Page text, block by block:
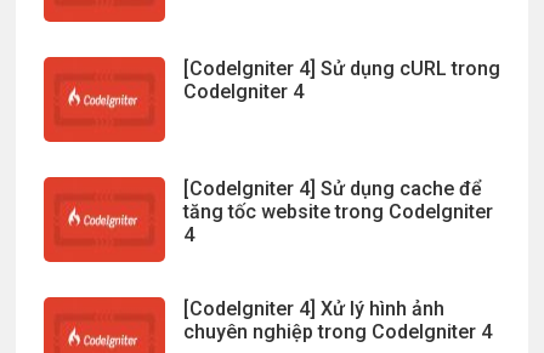
[CodeIgniter 4] Sử dụng cURL trong
CodeIgniter 4
[CodeIgniter 4] Sử dụng cache để
tăng tốc website trong CodeIgniter
4
[CodeIgniter 4] Xử lý hình ảnh
chuyên nghiệp trong CodeIgniter 4